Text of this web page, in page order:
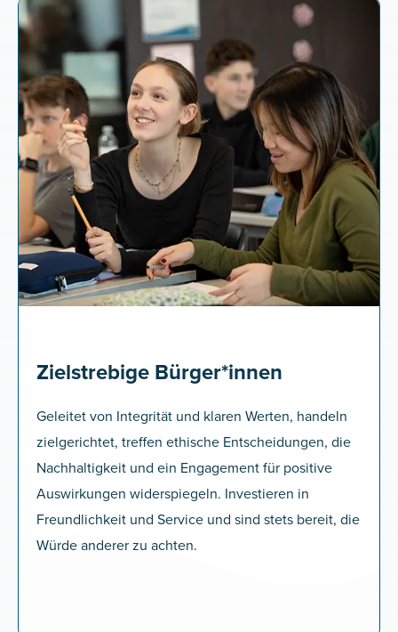
Zielstrebige Bürger*innen
Geleitet von Integrität und klaren Werten, handeln
zielgerichtet, treffen ethische Entscheidungen, die
Nachhaltigkeit und ein Engagement für positive
Auswirkungen widerspiegeln. Investieren in
Freundlichkeit und Service und sind stets bereit, die
Würde anderer zu achten.